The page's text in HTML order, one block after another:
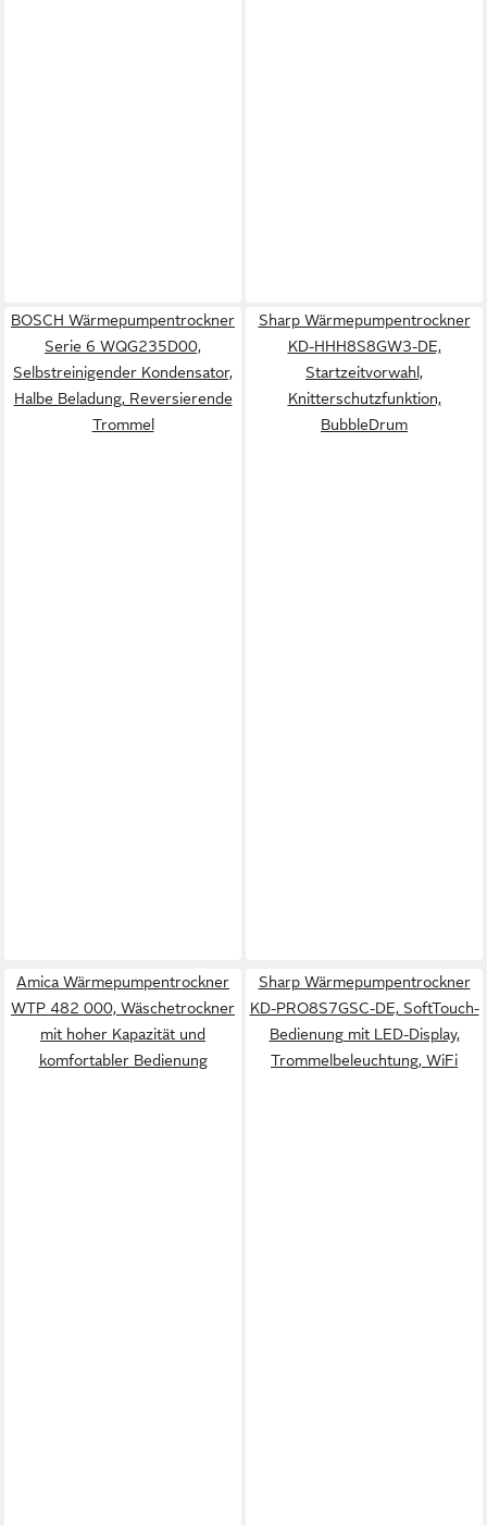
BOSCH Wärmepumpentrockner
Serie 6 WQG235D00,
Selbstreinigender Kondensator,
Halbe Beladung, Reversierende
Trommel
Sharp Wärmepumpentrockner
KD-HHH8S8GW3-DE,
Startzeitvorwahl,
Knitterschutzfunktion,
BubbleDrum
Amica Wärmepumpentrockner
WTP 482 000, Wäschetrockner
mit hoher Kapazität und
komfortabler Bedienung
Sharp Wärmepumpentrockner
KD-PRO8S7GSC-DE, SoftTouch-
Bedienung mit LED-Display,
Trommelbeleuchtung, WiFi